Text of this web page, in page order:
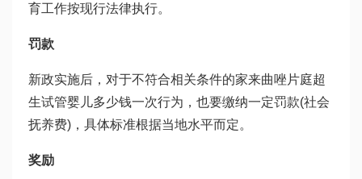
育工作按现行法律执行。
罚款
新政实施后，对于不符合相关条件的家来曲唑片庭超
生试管婴儿多少钱一次行为，也要缴纳一定罚款(社会
抚养费)，具体标准根据当地水平而定。
奖励